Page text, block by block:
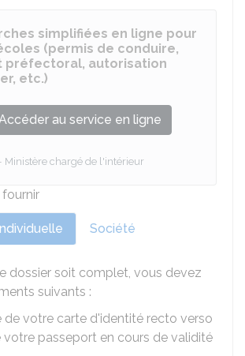
simplifiées en ligne pour
(permis de conduire,
préfectoral, autorisation
etc.)
au service en ligne
Ministère chargé de l'intérieur
Société
dossier soit complet, vous devez
suivants :
de votre carte d'identité recto verso
votre passeport en cours de validité